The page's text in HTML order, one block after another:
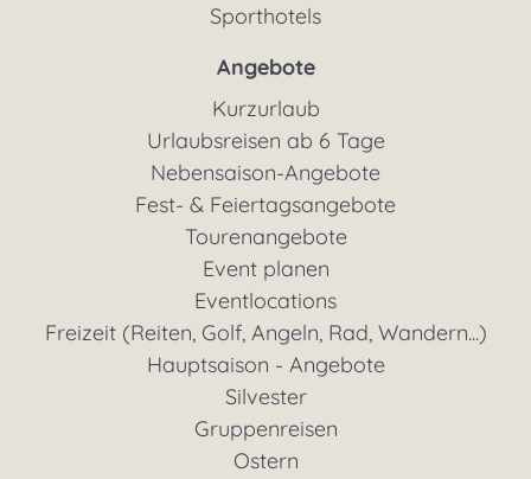
Sporthotels
Angebote
Kurzurlaub
Urlaubsreisen ab 6 Tage
Nebensaison-Angebote
Fest- & Feiertagsangebote
Tourenangebote
Event planen
Eventlocations
Freizeit (Reiten, Golf, Angeln, Rad, Wandern...)
Hauptsaison - Angebote
Silvester
Gruppenreisen
Ostern